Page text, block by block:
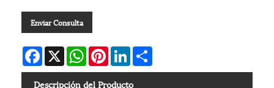
Enviar Consulta
Facebook
X WhatsAppPinterestLinkedIn
Descripción del Producto